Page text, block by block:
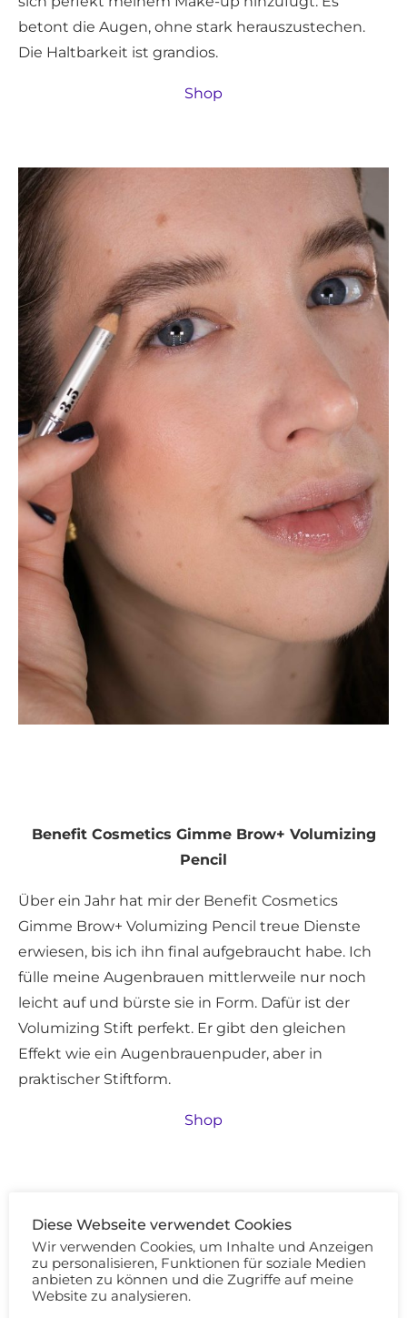
betont die Augen, ohne stark herauszustechen.
Die Haltbarkeit ist grandios.
Shop
Benefit Cosmetics Gimme Brow+ Volumizing
Pencil
Über ein Jahr hat mir der Benefit Cosmetics
Gimme Brow+ Volumizing Pencil treue Dienste
erwiesen, bis ich ihn final aufgebraucht habe. Ich
fülle meine Augenbrauen mittlerweile nur noch
leicht auf und bürste sie in Form. Dafür ist der
Volumizing Stift perfekt. Er gibt den gleichen
Effekt wie ein Augenbrauenpuder, aber in
praktischer Stiftform.
Shop
So viele Paletten habe ich bei mir Zuhause
rumliegen, doch nichts kann Natasha Denona
toppen. Ihr macht mit keiner ihrer Paletten einen
Diese Webseite verwendet Cookies
Wir verwenden Cookies, um Inhalte und Anzeigen
zu personalisieren, Funktionen für soziale Medien
anbieten zu können und die Zugriffe auf meine
Website zu analysieren.